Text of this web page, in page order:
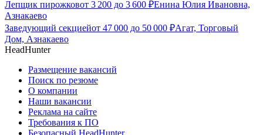
Лепщик пирожковот 3 200 до 3 600 ₽Енина Юлия Ивановна,
Азнакаево
Заведующий секциейот 47 000 до 50 000 ₽Агат, Торговый
Дом, Азнакаево
HeadHunter
Размещение вакансий
Поиск по резюме
О компании
Наши вакансии
Реклама на сайте
Требования к ПО